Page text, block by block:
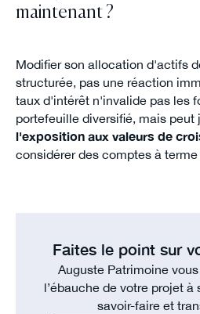
maintenant ?
Modifier son allocation d'actifs
structurée, pas une réaction
taux d'intérêt n'invalide pas les
portefeuille diversifié, mais peut
l'exposition aux valeurs de
considérer des comptes à
Faites le point sur
Auguste Patrimoine
l’ébauche de votre projet
savoir-faire et